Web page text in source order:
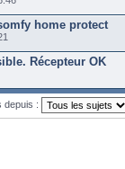
home protect
Récepteur OK
depuis :